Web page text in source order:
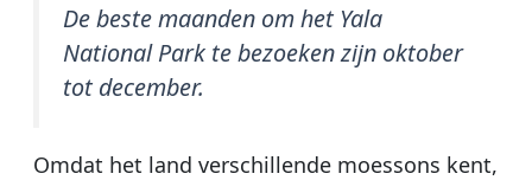
De beste maanden om het Yala
National Park te bezoeken zijn oktober
tot december.
Omdat het land verschillende moessons kent,